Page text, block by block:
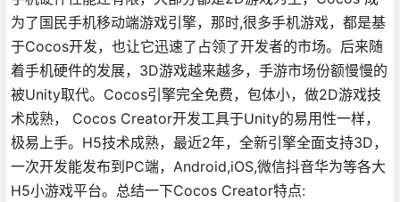
为了国民手机移动端游戏引擎，那时,很多手机游戏，都是基
于Cocos开发，也让它迅速了占领了开发者的市场。后来随
着手机硬件的发展，3D游戏越来越多，手游市场份额慢慢的
被Unity取代。Cocos引擎完全免费，包体小，做2D游戏技
术成熟， Cocos Creator开发工具于Unity的易用性一样，
极易上手。H5技术成熟，最近2年，全新引擎全面支持3D，
一次开发能发布到PC端，Android,iOS,微信抖音华为等各大
H5小游戏平台。总结一下Cocos Creator特点: